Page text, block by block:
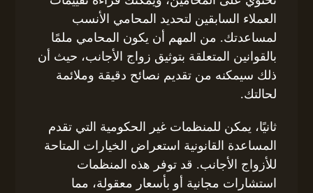
العملاء السابقين لتحديد المحامي الأنسب
لمساعدتك. من المهم أن يكون المحامي ملمًا
بالقوانين المتعلقة بتوثيق زواج الأجانب، حيث أن
ذلك سيمكنه من تقديم نصائح دقيقة وملائمة
لحالتك.
ثانيًا، يمكن للمنظمات غير الحكومية التي تقدم
المساعدة القانونية استعراض الخيارات المتاحة
للأزواج الأجانب. قد توفر هذه المنظمات
استشارات مجانية أو بأسعار معقولة، مما